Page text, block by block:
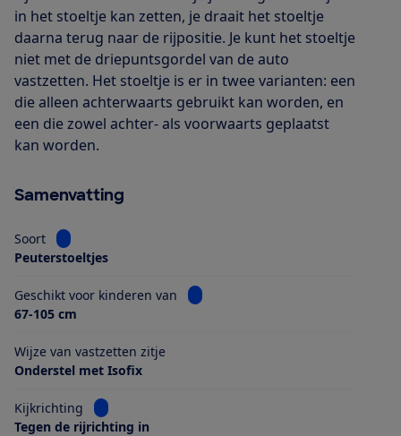
in het stoeltje kan zetten, je draait het stoeltje
daarna terug naar de rijpositie. Je kunt het stoeltje
niet met de driepuntsgordel van de auto
vastzetten. Het stoeltje is er in twee varianten: een
die alleen achterwaarts gebruikt kan worden, en
een die zowel achter- als voorwaarts geplaatst
kan worden.
Samenvatting
Soort
Bekijk informatie voor Soort
Peuterstoeltjes
Geschikt voor kinderen van
Bekijk informatie voor Geschikt
67-105 cm
Wijze van vastzetten zitje
Onderstel met Isofix
Kijkrichting
Bekijk informatie voor Kijkrichting
Tegen de rijrichting in